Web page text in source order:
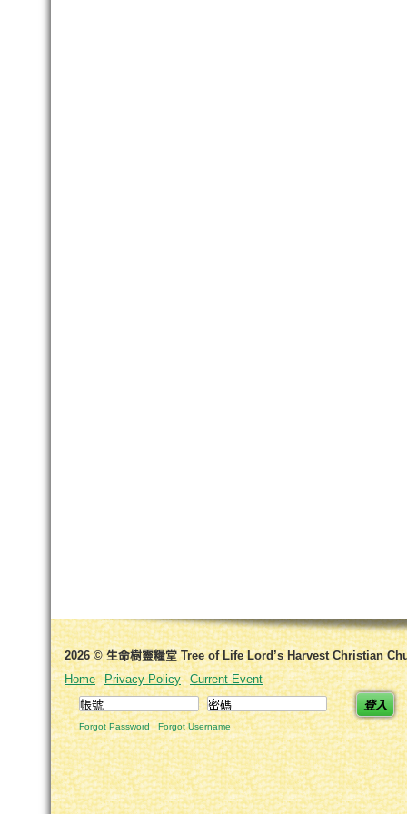
2026 © 生命樹靈糧堂 Tree of Life Lord’s Harvest Christian
Home
Privacy Policy
Current Event
登入
Forgot Password Forgot Username